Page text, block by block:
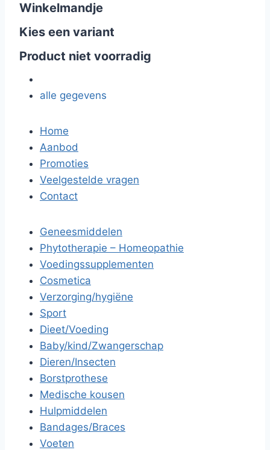
Winkelmandje
Kies een variant
Product niet voorradig
alle gegevens
Home
Aanbod
Promoties
Veelgestelde vragen
Contact
Geneesmiddelen
Phytotherapie – Homeopathie
Voedingssupplementen
Cosmetica
Verzorging/hygiëne
Sport
Dieet/Voeding
Baby/kind/Zwangerschap
Dieren/Insecten
Borstprothese
Medische kousen
Hulpmiddelen
Bandages/Braces
Voeten